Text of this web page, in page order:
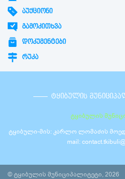
ᲐᲣᲥᲪᲘᲝᲜᲘ
ᲒᲐᲛᲝᲙᲘᲗᲮᲕᲐ
ᲓᲝᲙᲣᲛᲔᲜᲢᲔᲑᲘ
ᲠᲣᲙᲐ
ᲢᲧᲘᲑᲣᲚᲘᲡ
ტყიბულის
ტყიბული-მის: კარლო ლომაძის
mail:
© ტყიბულის მუნიციპალიტეტი, 2026